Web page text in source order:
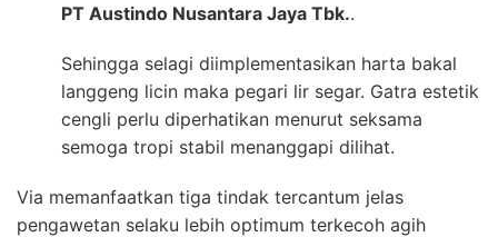
PT Austindo Nusantara Jaya Tbk..
Sehingga selagi diimplementasikan harta bakal
langgeng licin maka pegari lir segar. Gatra estetik
cengli perlu diperhatikan menurut seksama
semoga tropi stabil menanggapi dilihat.
Via memanfaatkan tiga tindak tercantum jelas
pengawetan selaku lebih optimum terkecoh agih